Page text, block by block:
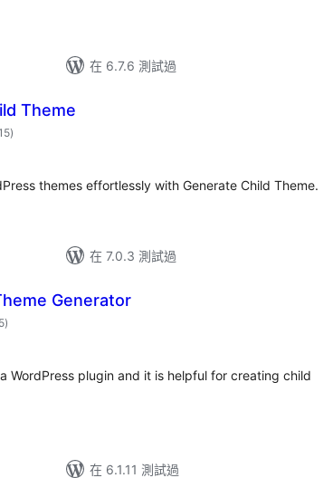
在 6.7.6 測試過
Theme
總
評)
themes effortlessly with Generate Child Theme.
在 7.0.3 測試過
Generator
總
評)
WordPress plugin and it is helpful for creating child
在 6.1.11 測試過